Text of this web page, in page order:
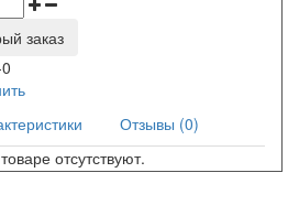
заказ
Отзывы (0)
отсутствуют.